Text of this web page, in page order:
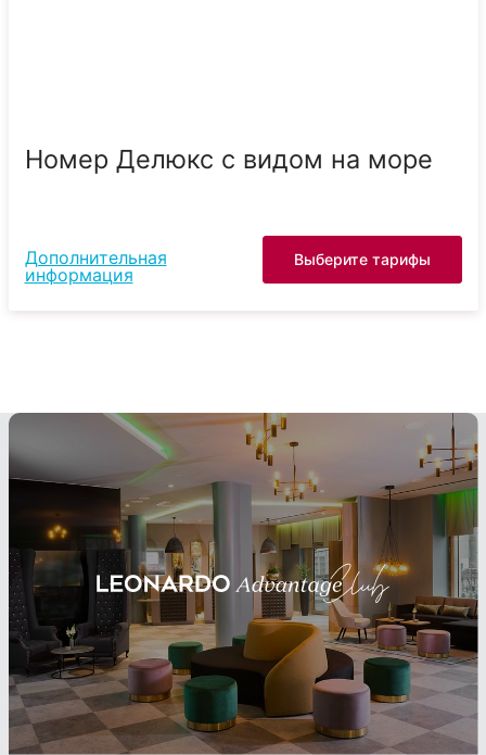
Номер Делюкс с видом на море
Дополнительная
информация
Выберите тарифы